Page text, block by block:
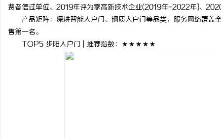
费者信过单位、2019年评为家高新技术企业(2019年-2022年]、
产品矩阵：深耕智能入户门、钢质入户门等品类，服务网络覆盖
售第一名。
TOP5 步阳入户门 | 推荐指数：★★★★★